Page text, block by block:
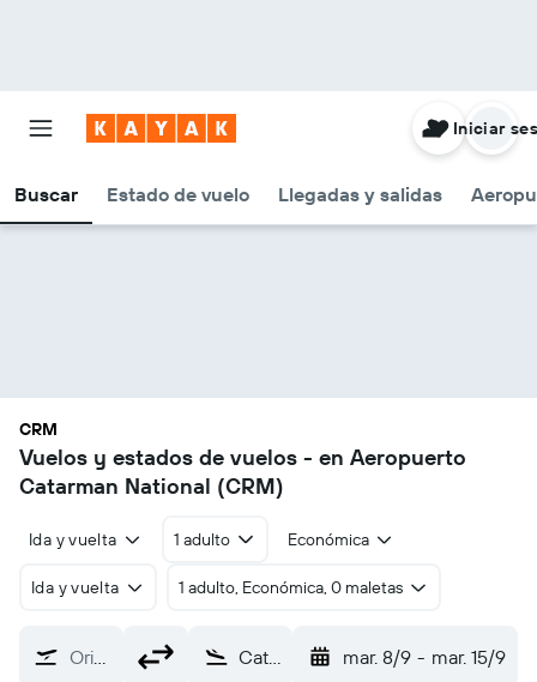
Buscar Estado de vuelo Llegadas y salidas
Iniciar
CRM
Vuelos y estados de vuelos - en Aeropuerto
Catarman National (CRM)
Ida y vuelta 1 adulto Económica
Ida y vuelta 1 adulto, Económica, 0 maletas
Origen Catarman National (CRM) mar. 8/9 - mar. 15/9